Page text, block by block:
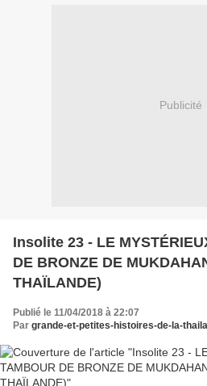
Publicité
Insolite 23 - LE MYSTÉRIEUX GRAND
DE BRONZE DE
THAÏLANDE)
Publié le 11/04/2018 à 22:07
Par grande-et-petites-histoires-de-la-